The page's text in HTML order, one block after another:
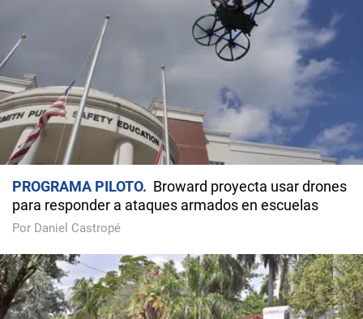
PROGRAMA PILOTO
Broward proyecta usar drones
para responder a ataques armados en escuelas
Por Daniel Castropé